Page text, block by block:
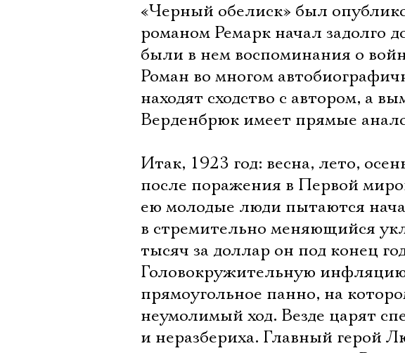
«Черный обелиск» был
романом Ремарк начал задолго
были в нем воспоминания о
Роман во многом
находят сходство с автором, а
Верденбрюк имеет прямые
Итак, 1923 год: весна, лето,
после поражения в Первой
ею молодые люди пытаются
в стремительно меняющийся
тысяч за доллар он под конец
Головокружительную
прямоугольное панно, на
неумолимый ход. Везде царят
и неразбериха. Главный герой